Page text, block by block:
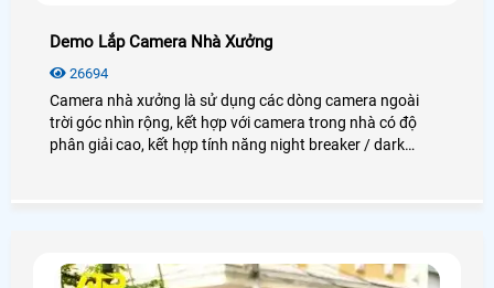
Demo Lắp Camera Nhà Xưởng
26694
Camera nhà xưởng là sử dụng các dòng camera ngoài
trời góc nhìn rộng, kết hợp với camera trong nhà có độ
phân giải cao, kết hợp tính năng night breaker / dark